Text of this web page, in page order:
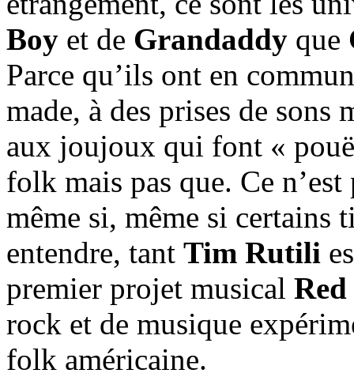
Boy et de Grandaddy que
Parce qu’ils ont en
made, à des prises de
aux joujoux qui font «
folk mais pas que. Ce
même si, même si certains
entendre, tant Tim Rutili
premier projet musical
rock et de musique
folk américaine.